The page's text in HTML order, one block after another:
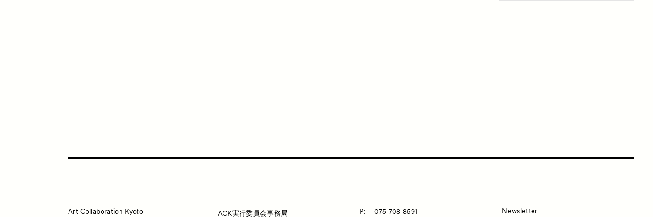
Art Collaboration Kyoto
ACK実行委員会事務局
P:
075 708 8591
Newsletter